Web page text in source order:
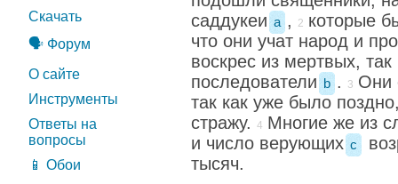
Скачать
🗣️ Форум
О сайте
Инструменты
Ответы на
вопросы
📱 Обои
саддукеи a ,
которые
что они учат народ и
воскрес из мертвых, так
последователи
b .
Они
так как уже было
стражу.
Многие же из
и число верующих c
тысяч.